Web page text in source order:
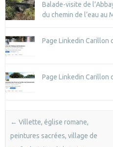
Balade-visite de
du chemin de l’eau au
Page Linkedin Carillon
Page Linkedin Carillon
Post navigation
← Villette, église romane,
peintures sacrées, village de